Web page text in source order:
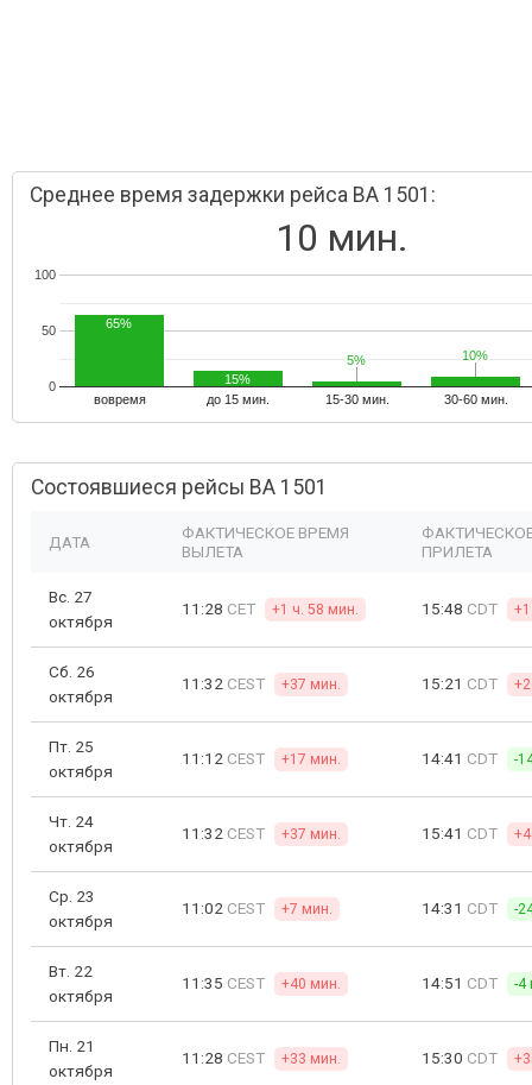
Среднее время задержки рейса BA 1501:
10 мин.
вовремя до 15 мин. 15-30 мин. 30-60 мин.
0
50
100
65%
15%
5%
5% 10%
10%
Состоявшиеся рейсы BA 1501
ДАТА
ФАКТИЧЕСКОЕ ВРЕМЯ
ВЫЛЕТА
ПРИЛЕТА
Вс. 27
октября
11:28 CET +1 ч. 58 мин. 15:48 CDT
Сб. 26
октября
11:32 CEST +37 мин. 15:21 CDT
Пт. 25
октября
11:12 CEST +17 мин. 14:41 CDT -
Чт. 24
октября
11:32 CEST +37 мин. 15:41 CDT
Ср. 23
октября
11:02 CEST +7 мин. 14:31 CDT -
Вт. 22
октября
11:35 CEST +40 мин. 14:51 CDT -4
Пн. 21
октября
11:28 CEST +33 мин. 15:30 CDT